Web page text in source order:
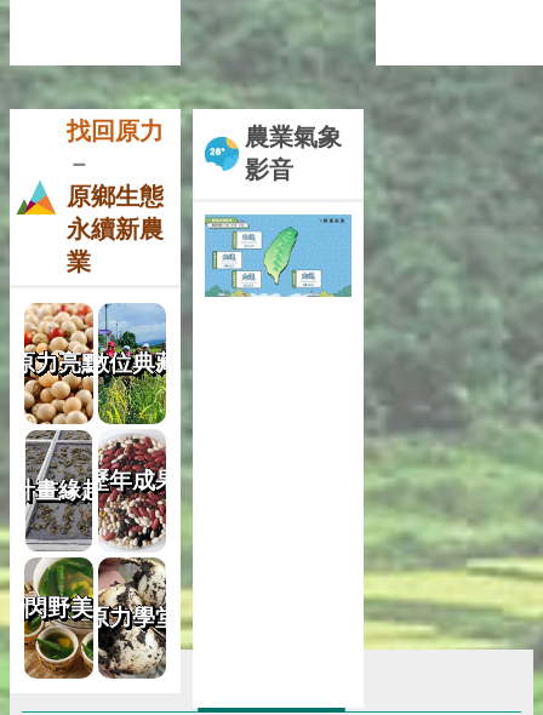
找回原力
－
原鄉生態
永續新農
業
原力亮點數位典藏
計畫緣起歷年成果
筷閃野美味原力學堂
農業氣象
影音